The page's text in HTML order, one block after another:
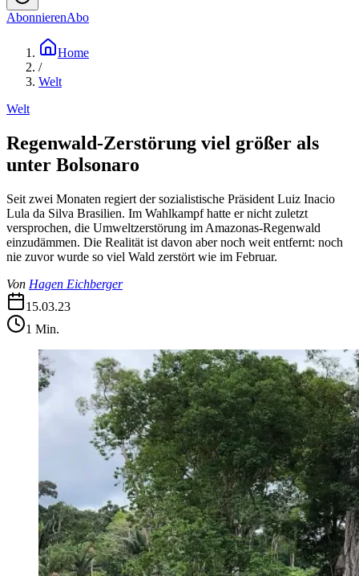
AbonnierenAbo
Home
/
Welt
Welt
Regenwald-Zerstörung viel größer als
unter Bolsonaro
Seit zwei Monaten regiert der sozialistische Präsident Luiz Inacio
Lula da Silva Brasilien. Im Wahlkampf hatte er nicht zuletzt
versprochen, die Umweltzerstörung im Amazonas-Regenwald
einzudämmen. Die Realität ist davon aber noch weit entfernt: noch
nie zuvor wurde so viel Wald zerstört wie im Februar.
Von Hagen Eichberger
15.03.23
1 Min.